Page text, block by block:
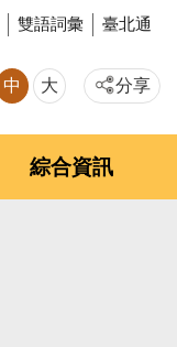
雙語詞彙 臺北通
中 大 分享
綜合資訊